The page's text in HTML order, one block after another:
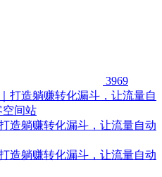
3969
造躺赚转化漏斗，让流量自动
造躺赚转化漏斗，让流量自动